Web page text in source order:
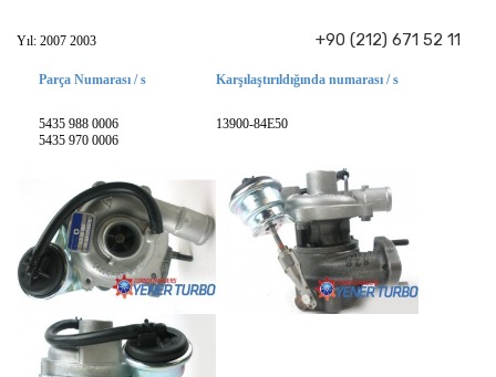
Yıl: 2007 2003 +90 (212) 671 52 11
Parça Numarası / s
5435 988 0006
5435 970 0006
Karşılaştırıldığında numarası / s
13900-84E50